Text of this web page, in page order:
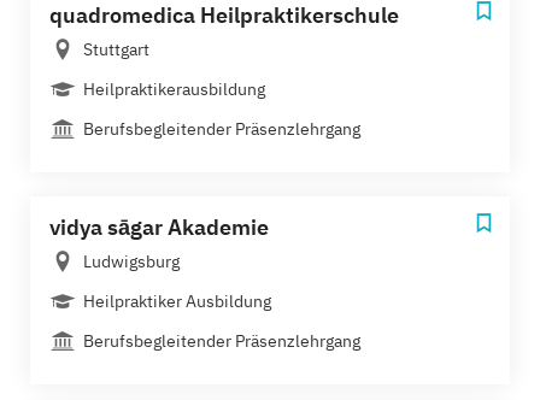
quadromedica Heilpraktikerschule
Stuttgart
Heilpraktikerausbildung
Berufsbegleitender Präsenzlehrgang
vidya sāgar Akademie
Ludwigsburg
Heilpraktiker Ausbildung
Berufsbegleitender Präsenzlehrgang